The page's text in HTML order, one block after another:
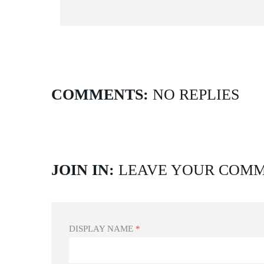
COMMENTS: NO REPLIES
JOIN IN: LEAVE YOUR
DISPLAY NAME *